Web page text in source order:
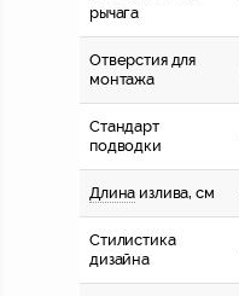
рычага
Отверстия для
монтажа
Стандарт
подводки
Длина излива, см
Стилистика
дизайна